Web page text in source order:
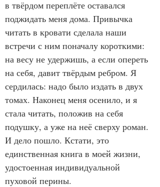
в твёрдом переплёте оставался
поджидать меня дома. Привычка
читать в кровати сделала наши
встречи с ним поначалу короткими:
на весу не удержишь, а если опереть
на себя, давит твёрдым ребром. Я
сердилась: надо было издать в двух
томах. Наконец меня осенило, и я
стала читать, положив на себя
подушку, а уже на неё сверху роман.
И дело пошло. Кстати, это
единственная книга в моей жизни,
удостоенная индивидуальной
пуховой перины.